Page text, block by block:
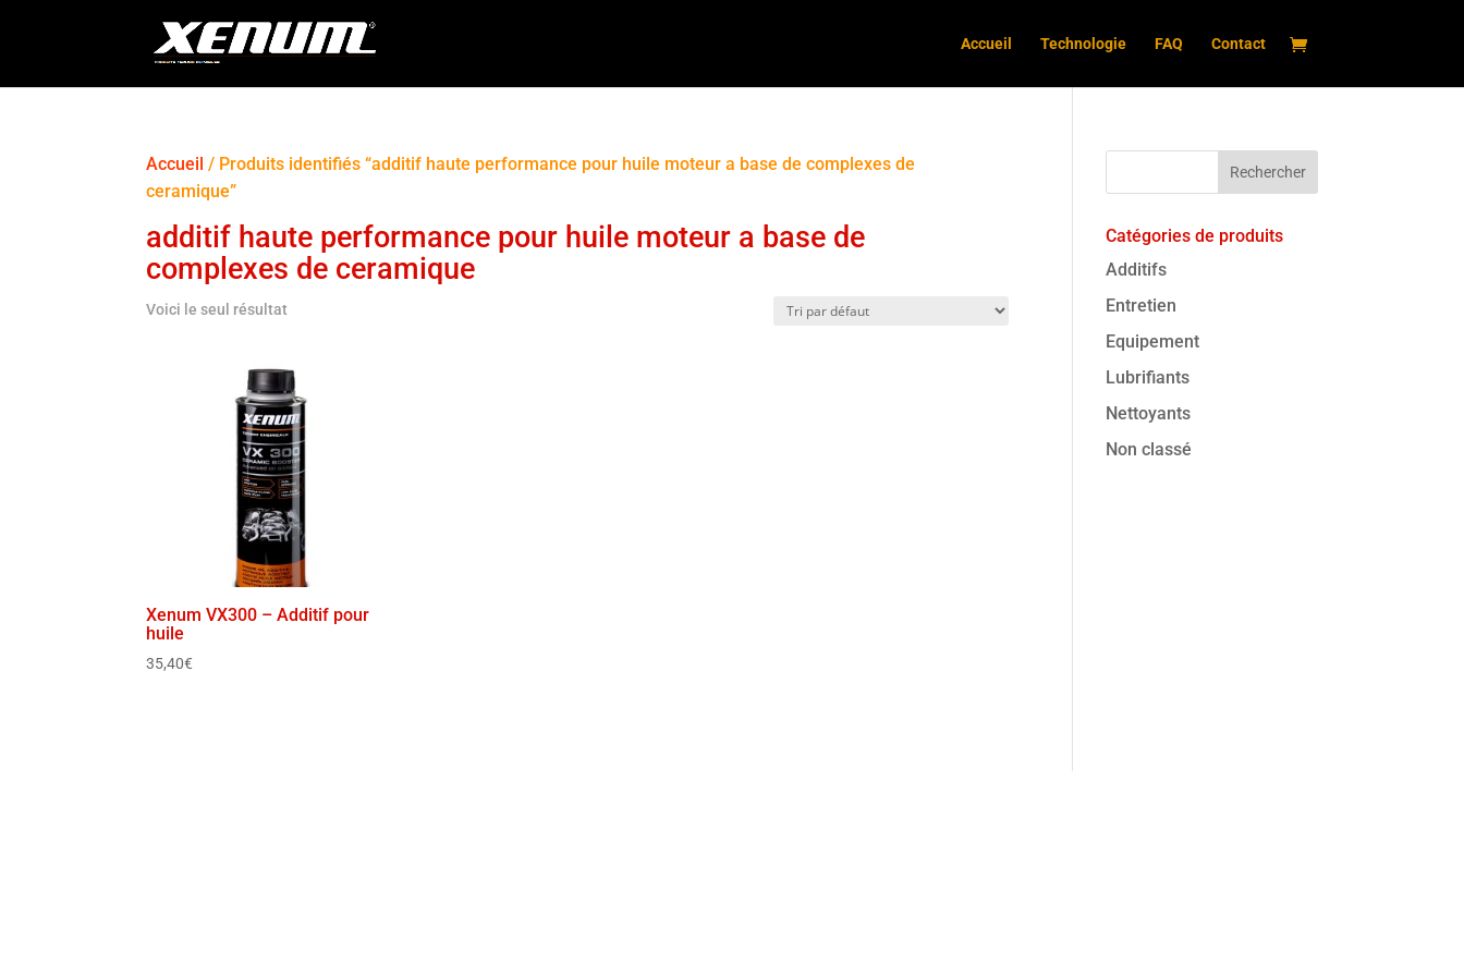
Accueil Technologie FAQ Contact
Accueil / Produits identifiés “additif haute performance pour huile moteur a base de complexes de
ceramique”
additif haute performance pour huile moteur a base de
complexes de ceramique
Voici le seul résultat
Xenum VX300 – Additif pour
huile
35,40€
Catégories de produits
Additifs
Entretien
Equipement
Lubrifiants
Nettoyants
Non classé